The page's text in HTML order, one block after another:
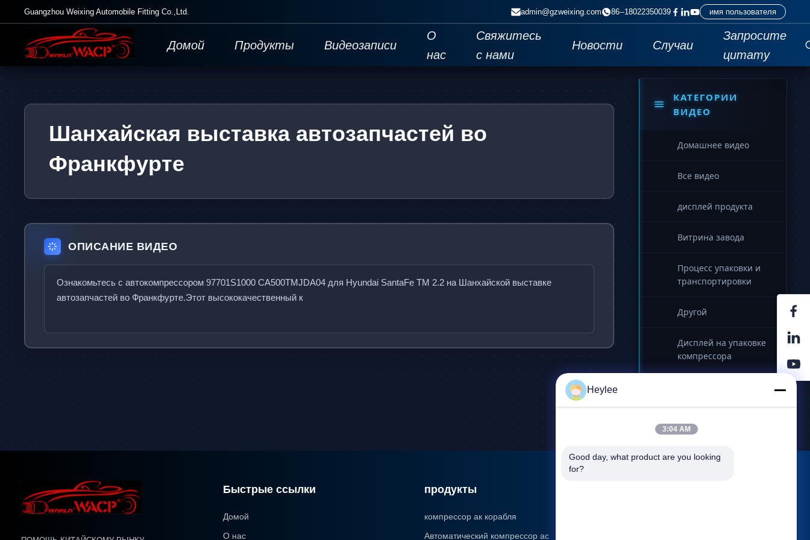
Guangzhou Weixing Automobile Fitting Co.,Ltd. admin@gzweixing.com 86--18022350039 имя пользователя
Домой Продукты Видеозаписи
О
нас
Свяжитесь
с нами
Новости Случаи
Запросите
цитату
Шанхайская выставка автозапчастей во
Франкфурте
ОПИСАНИЕ ВИДЕО
Ознакомьтесь с автокомпрессором 97701S1000 CA500TMJDA04 для Hyundai SantaFe TM 2.2 на Шанхайской выставке
автозапчастей во Франкфурте.Этот высококачественный к
КАТЕГОРИИ
ВИДЕО
Домашнее видео
Все видео
дисплей продукта
Витрина завода
Процесс упаковки и
транспортировки
Другой
Дисплей на упаковке
компрессора
Быстрые ссылки
Домой
О нас
продукты
компрессор ак корабля
Автоматический компрессор ac
Heylee
3:04 AM
Good day, what product are you looking
for?